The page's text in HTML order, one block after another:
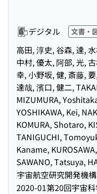
デジタル 文書・
高田, 淳史, 谷森, 達,
中村, 優太, 阿部, 光,
幸, 小野坂, 健, 斎藤,
達哉, 濱口, 健二,
MIZUMURA,
YOSHIKAWA, Kei,
KOMURA, Shotaro,
TANIGUCHI,
Kaname,
SAWANO, Tatsuya,
宇宙航空研究開発機
2020-01第20回宇宙